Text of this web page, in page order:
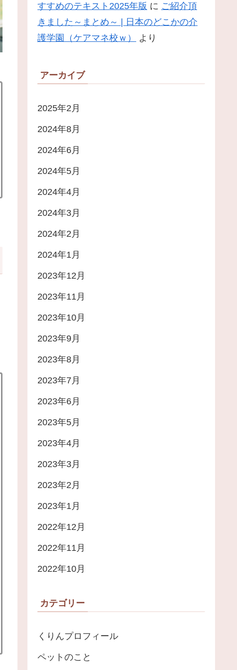
すすめのテキスト2025年版 に ご紹介頂
きました～まとめ～ | 日本のどこかの介
護学園（ケアマネ校ｗ）
より
アーカイブ
2025年2月
2024年8月
2024年6月
2024年5月
2024年4月
2024年3月
2024年2月
2024年1月
2023年12月
2023年11月
2023年10月
2023年9月
2023年8月
2023年7月
2023年6月
2023年5月
2023年4月
2023年3月
2023年2月
2023年1月
2022年12月
2022年11月
2022年10月
カテゴリー
くりんプロフィール
ペットのこと